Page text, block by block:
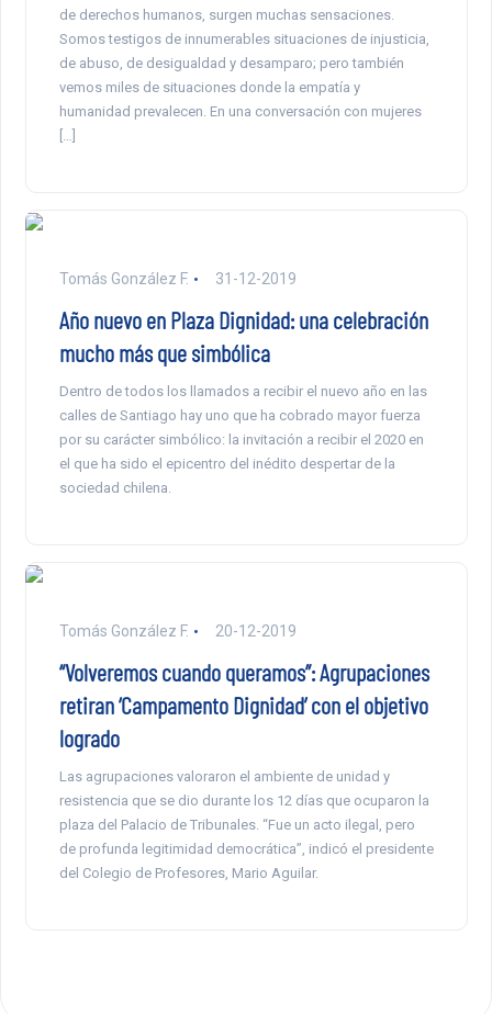
de derechos humanos, surgen muchas sensaciones.
Somos testigos de innumerables situaciones de injusticia,
de abuso, de desigualdad y desamparo; pero también
vemos miles de situaciones donde la empatía y
humanidad prevalecen. En una conversación con mujeres
Tomás González F. 31-12-2019
Año nuevo en Plaza Dignidad: una celebración
mucho más que simbólica
Dentro de todos los llamados a recibir el nuevo año en las
calles de Santiago hay uno que ha cobrado mayor fuerza
por su carácter simbólico: la invitación a recibir el 2020 en
el que ha sido el epicentro del inédito despertar de la
sociedad chilena.
Tomás González F. 20-12-2019
“Volveremos cuando queramos”: Agrupaciones
retiran ‘Campamento Dignidad’ con el objetivo
logrado
Las agrupaciones valoraron el ambiente de unidad y
resistencia que se dio durante los 12 días que ocuparon la
plaza del Palacio de Tribunales. “Fue un acto ilegal, pero
de profunda legitimidad democrática”, indicó el presidente
del Colegio de Profesores, Mario Aguilar.